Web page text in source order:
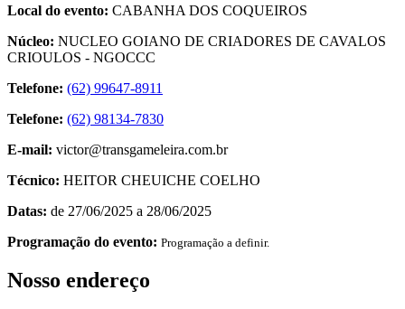
Local do evento: CABANHA DOS COQUEIROS
Núcleo: NUCLEO GOIANO DE CRIADORES DE CAVALOS
CRIOULOS - NGOCCC
Telefone: (62) 99647-8911
Telefone: (62) 98134-7830
E-mail: victor@transgameleira.com.br
Técnico: HEITOR CHEUICHE COELHO
Datas: de 27/06/2025 a 28/06/2025
Programação do evento: Programação a definir.
Nosso endereço